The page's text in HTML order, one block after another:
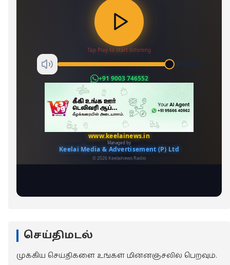
செய்திமடல்
முக்கிய செய்திகளை உங்கள் மின்னஞ்சலில் பெறவும்.